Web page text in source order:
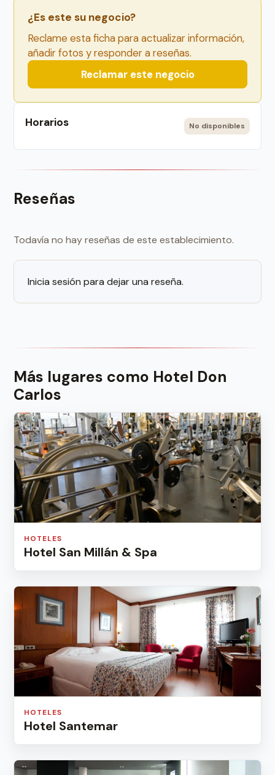
¿Es este su negocio?
Reclame esta ficha para actualizar información,
añadir fotos y responder a reseñas.
Reclamar este negocio
Horarios No disponibles
Reseñas
Todavía no hay reseñas de este establecimiento.
Inicia sesión para dejar una reseña.
Más lugares como Hotel Don
Carlos
HOTELES
Hotel San Millán & Spa
HOTELES
Hotel Santemar